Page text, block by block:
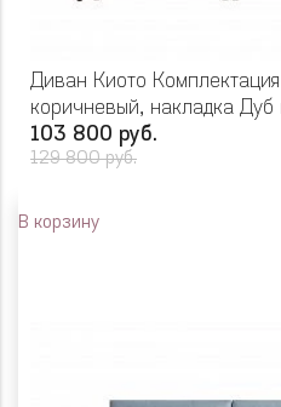
Диван Киото
коричневый, накладка Дуб
103 800 руб.
129 800 руб.
В корзину